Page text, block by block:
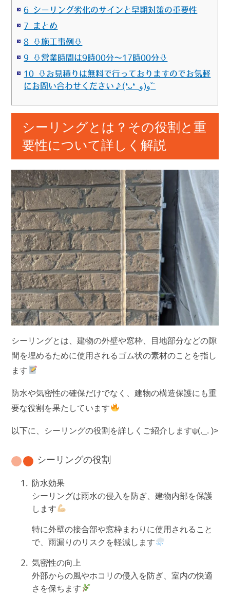
6 シーリング劣化のサインと早期対策の重要性
7 まとめ
8 ⇩施工事例⇩
9 ⇩営業時間は9時00分～17時00分⇩
10 ⇩お見積りは無料で行っておりますのでお気軽
にお問い合わせください♪(❛ᴗ❛ و(و˚˙
シーリングとは？その役割と重
要性について詳しく解説
シーリングとは、建物の外壁や窓枠、目地部分などの隙
間を埋めるために使用されるゴム状の素材のことを指し
ます
防水や気密性の確保だけでなく、建物の構造保護にも重
要な役割を果たしています
以下に、シーリングの役割を詳しくご紹介しますψ(._. )>
シーリングの役割
防水効果
シーリングは雨水の侵入を防ぎ、建物内部を保護
します
特に外壁の接合部や窓枠まわりに使用されること
で、雨漏りのリスクを軽減します
気密性の向上
外部からの風やホコリの侵入を防ぎ、室内の快適
さを保ちます